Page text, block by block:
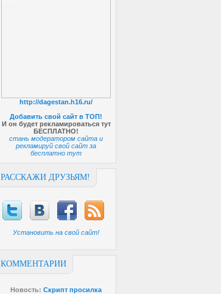
http://dagestan.h16.ru/
Добавить свой сайт в ТОП!
И он будет рекламироваться тут
БЕСПЛАТНО!
стань модератором сайта и
рекламируй свой сайт за
бесплатно тут
РАССКАЖИ ДРУЗЬЯМ!
Установить на свой сайт!
КОММЕНТАРИИ
Новость: Скрипт просилка